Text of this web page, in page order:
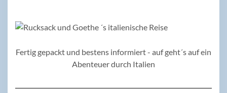
Fertig gepackt und bestens informiert - auf geht´s auf ein
Abenteuer durch Italien